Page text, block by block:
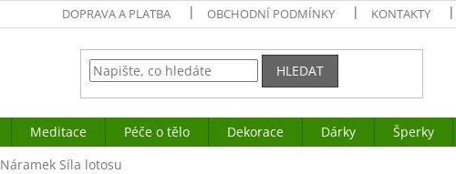
DOPRAVA A PLATBA OBCHODNÍ PODMÍNKY KONTAKTY
HLEDAT
Meditace Péče o tělo Dekorace Dárky Šperky
Náramek Síla lotosu